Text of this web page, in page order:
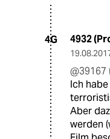
4G 4932
Ich
Aber
werden